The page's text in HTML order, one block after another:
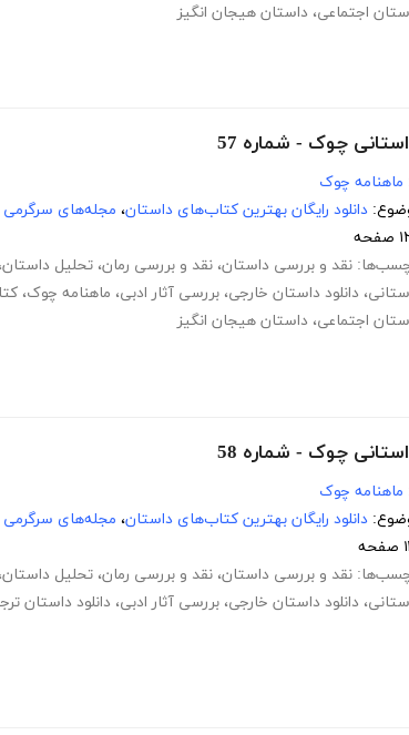
اجتماعی، داستان هیجان انگیز
چوک - شماره 57
ماهنامه چوک
دانلود رایگان بهترین کتاب‌های داستان، مجله‌های سرگرمی
نقد و بررسی داستان، نقد و بررسی رمان، تحلیل داستان،
، دانلود داستان خارجی، بررسی آثار ادبی، ماهنامه چوک،
اجتماعی، داستان هیجان انگیز
چوک - شماره 58
ماهنامه چوک
دانلود رایگان بهترین کتاب‌های داستان، مجله‌های سرگرمی
نقد و بررسی داستان، نقد و بررسی رمان، تحلیل داستان،
، دانلود داستان خارجی، بررسی آثار ادبی، دانلود داستان